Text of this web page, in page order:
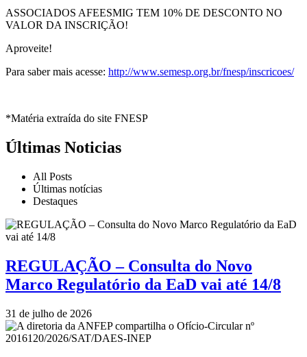
ASSOCIADOS AFEESMIG TEM 10% DE DESCONTO NO
VALOR DA INSCRIÇÃO!
Aproveite!
Para saber mais acesse: http://www.semesp.org.br/fnesp/inscricoes/
*Matéria extraída do site FNESP
Últimas Noticias
All Posts
Últimas notícias
Destaques
REGULAÇÃO – Consulta do Novo
Marco Regulatório da EaD vai até 14/8
31 de julho de 2026